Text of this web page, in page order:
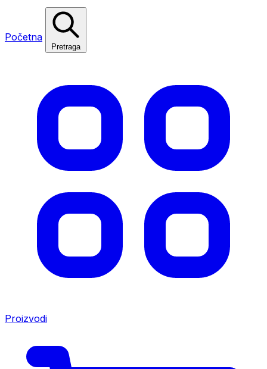
Početna
Pretraga
Proizvodi